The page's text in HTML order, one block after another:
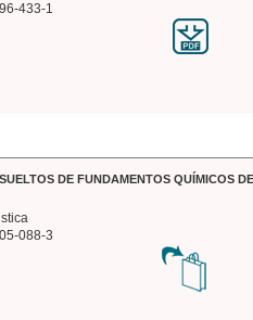
433-1
DE FUNDAMENTOS QUÍMICOS
088-3